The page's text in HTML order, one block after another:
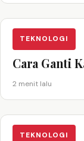
TEKNOLOGI
Cara Ganti
2 menit lalu
TEKNOLOGI